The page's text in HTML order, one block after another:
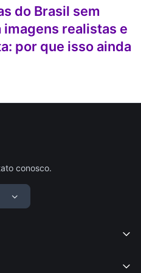
do Brasil sem
imagens realistas e
por que isso ainda
conosco.